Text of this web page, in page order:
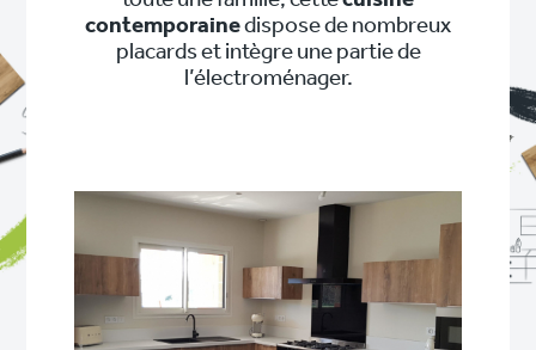
contemporainedispose de nombreux
placards et intègre une partie de
l’électroménager.